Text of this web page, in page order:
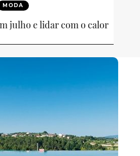
MODA
julho e lidar com o calor